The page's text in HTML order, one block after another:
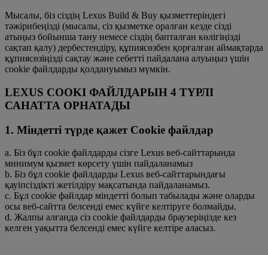
Мысалы, біз сіздің Lexus Build & Buy қызметтеріндегі
тәжірибеңізді (мысалы, сіз қызметке оралған кезде сізді
атыңыз бойынша тану немесе сіздің бапталған көлігіңізді
сақтап қалу) дербестендіру, құпиясөзбен қорғалған аймақтарда
құпиясөзіңізді сақтау және себетті пайдалана алуыңыз үшін
cookie файлдарды қолдануымыз мүмкін.
LEXUS COOKI ФАЙЛДАРЫН 4 ТҮРЛІ
САНАТТА ОРНАТАДЫ
1. Міндетті түрде қажет Cookie файлдар
a. Біз бұл cookie файлдарды сізге Lexus веб-сайттарында
минимум қызмет көрсету үшін пайдаланамыз
b. Біз бұл cookie файлдарды Lexus веб-сайттарындағы
қауіпсіздікті жетілдіру мақсатында пайдаланамыз.
c. Бұл cookie файлдар міндетті болып табылады және оларды
осы веб-сайтта белсенді емес күйге келтіруге болмайды.
d. Жалпы алғанда сіз cookie файлдарды браузеріңізде кез
келген уақытта белсенді емес күйге келтіре аласыз.